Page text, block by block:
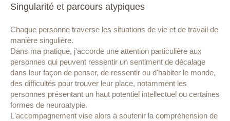
Singularité et parcours atypiques
Chaque personne traverse les situations de vie et de travail de
manière singulière.
Dans ma pratique, j'accorde une attention particulière aux
personnes qui peuvent ressentir un sentiment de décalage
dans leur façon de penser, de ressentir ou d'habiter le monde,
des difficultés pour trouver leur place, notamment les
personnes présentant un haut potentiel intellectuel ou certaines
formes de neuroatypie.
L'accompagnement vise alors à soutenir la compréhension de